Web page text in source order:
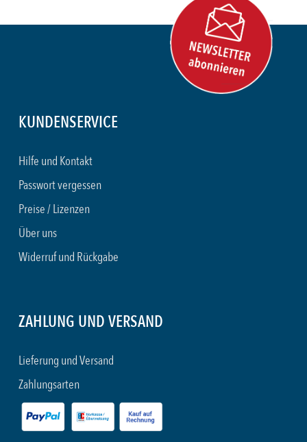
KUNDENSERVICE
Hilfe und Kontakt
Passwort vergessen
Preise / Lizenzen
Über uns
Widerruf und Rückgabe
ZAHLUNG UND VERSAND
Lieferung und Versand
Zahlungsarten